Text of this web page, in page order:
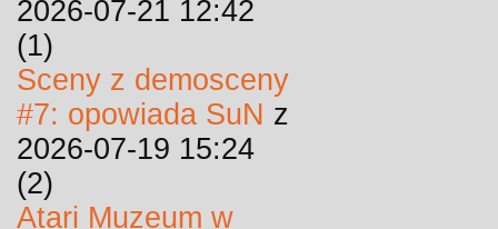
2026-07-21 12:42
(1)
Sceny z demosceny
#7: opowiada SuN z
2026-07-19 15:24
(2)
Atari Muzeum w